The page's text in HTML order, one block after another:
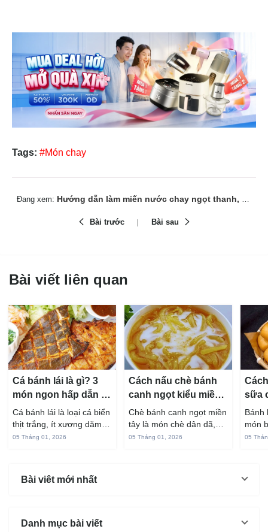
Tags: #Món chay
Đang xem: Hướng dẫn làm miến nước chay ngọt thanh, đủ dinh dưỡng
Bài trước Bài sau
Bài viết liên quan
Cá bánh lái là gì? 3
món ngon hấp dẫn từ
cá bánh lái
Cá bánh lái là loại cá biển
thịt trắng, ít xương dăm,
vị ngọt và rất dễ ăn khi
thể...
05 Tháng 01, 2026
Cách nấu chè bánh
canh ngọt kiểu miền
Tây ngon chuẩn vị
Chè bánh canh ngọt miền
tây là món chè dân dã,
gắn liền với đời sống sinh
05 Tháng 01, 2026
sữa
hấp
Bánh
món
mùi
05
Bài viêt mới nhất
Danh mục bài viết